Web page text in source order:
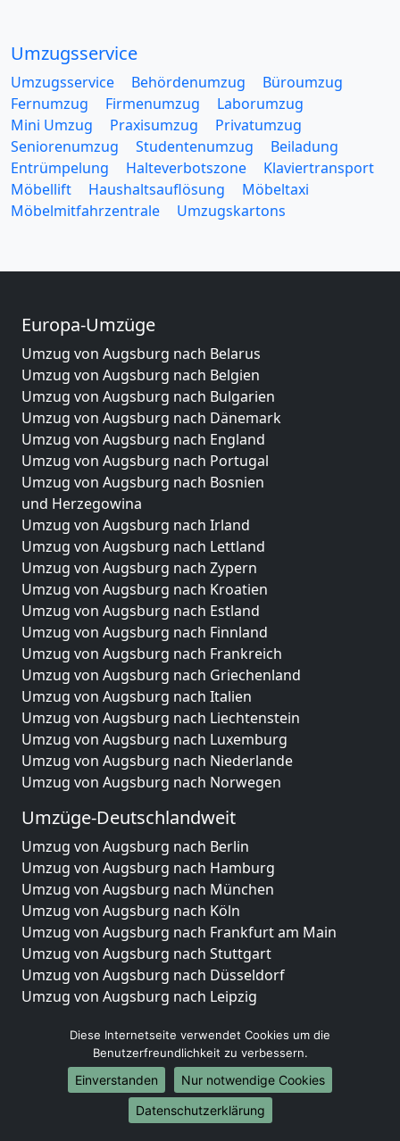
Umzugsservice
Umzugsservice Behördenumzug
Büroumzug
Fernumzug
Firmenumzug
Laborumzug
Mini Umzug
Praxisumzug
Privatumzug
Seniorenumzug
Studentenumzug
Beiladung
Entrümpelung
Halteverbotszone
Klaviertransport
Möbellift
Haushaltsauflösung
Möbeltaxi
Möbelmitfahrzentrale
Umzugskartons
Europa-Umzüge
Umzug von Augsburg nach Belarus
Umzug von Augsburg nach Belgien
Umzug von Augsburg nach Bulgarien
Umzug von Augsburg nach Dänemark
Umzug von Augsburg nach England
Umzug von Augsburg nach Portugal
Umzug von Augsburg nach Bosnien
und Herzegowina
Umzug von Augsburg nach Irland
Umzug von Augsburg nach Lettland
Umzug von Augsburg nach Zypern
Umzug von Augsburg nach Kroatien
Umzug von Augsburg nach Estland
Umzug von Augsburg nach Finnland
Umzug von Augsburg nach Frankreich
Umzug von Augsburg nach Griechenland
Umzug von Augsburg nach Italien
Umzug von Augsburg nach Liechtenstein
Umzug von Augsburg nach Luxemburg
Umzug von Augsburg nach Niederlande
Umzug von Augsburg nach Norwegen
Umzüge-Deutschlandweit
Umzug von Augsburg nach Berlin
Umzug von Augsburg nach Hamburg
Umzug von Augsburg nach München
Umzug von Augsburg nach Köln
Umzug von Augsburg nach Frankfurt am Main
Umzug von Augsburg nach Stuttgart
Umzug von Augsburg nach Düsseldorf
Umzug von Augsburg nach Leipzig
Umzug von Augsburg nach Essen
Umzug von Augsburg nach Bremen
Umzug von Augsburg nach Dresden
Umzug von Augsburg nach Hannover
Umzug von Augsburg nach Nürnberg
Diese Internetseite verwendet Cookies um die
Benutzerfreundlichkeit zu verbessern.
Einverstanden
Nur notwendige Cookies
Datenschutzerklärung